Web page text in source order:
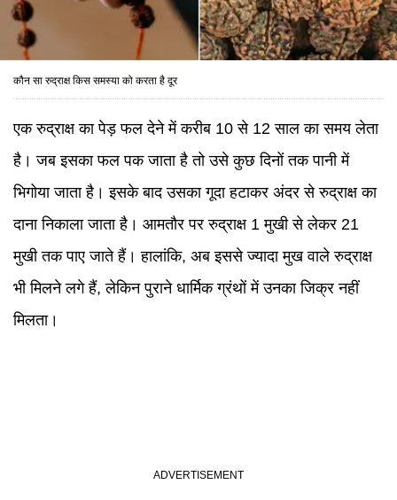
कौन सा रुद्राक्ष किस समस्या को करता है दूर
एक रुद्राक्ष का पेड़ फल देने में करीब 10 से 12 साल का समय लेता
है। जब इसका फल पक जाता है तो उसे कुछ दिनों तक पानी में
भिगोया जाता है। इसके बाद उसका गूदा हटाकर अंदर से रुद्राक्ष का
दाना निकाला जाता है। आमतौर पर रुद्राक्ष 1 मुखी से लेकर 21
मुखी तक पाए जाते हैं। हालांकि, अब इससे ज्यादा मुख वाले रुद्राक्ष
भी मिलने लगे हैं, लेकिन पुराने धार्मिक ग्रंथों में उनका जिक्र नहीं
मिलता।